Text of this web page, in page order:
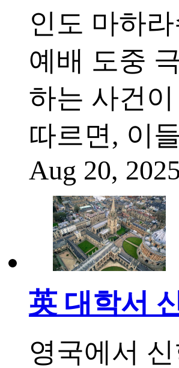
인도 마하
예배 도중
하는 사건
따르면, 이
Aug 20,
英 대학서
영국에서